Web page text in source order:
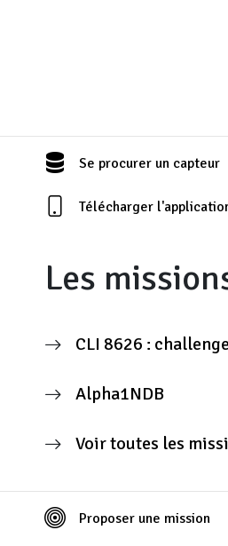
Se procurer un capteur
Télécharger
Les
CLI 8626 :
Alpha1NDB
Voir toutes les
Proposer une mission